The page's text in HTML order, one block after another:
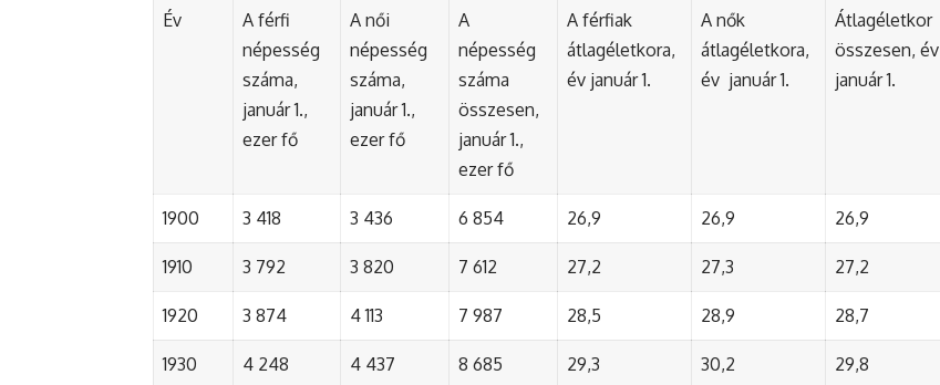
Év
A férfi
népesség
száma,
január 1.,
ezer fő
A női
népesség
száma,
január 1.,
ezer fő
A
népesség
száma
összesen,
január 1.,
ezer fő
A férfiak
átlagéletkora,
év január 1.
A nők
átlagéletkora,
év január 1.
Átlagéletkor
összesen, év
január 1.
1900 3 418 3 436 6 854 26,9 26,9 26,9
1910 3 792 3 820 7 612 27,2 27,3 27,2
1920 3 874 4 113 7 987 28,5 28,9 28,7
1930 4 248 4 437 8 685 29,3 30,2 29,8